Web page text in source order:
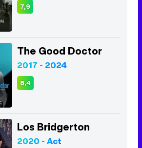
7,9
The Good Doctor
2017 - 2024
8,4
Los Bridgerton
2020 - Act